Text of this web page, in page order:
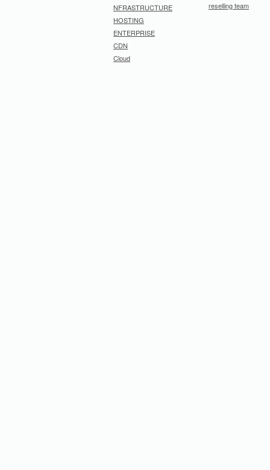
NFRASTRUCTURE
HOSTING
ENTERPRISE
CDN
Cloud
reselling team